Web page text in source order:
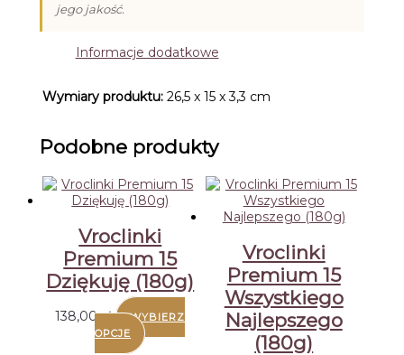
jego jakość.
Informacje dodatkowe
Wymiary produktu: 26,5 x 15 x 3,3 cm
Podobne produkty
Vroclinki
Premium 15
Dziękuję (180g)
138,00zł
WYBIERZ
OPCJE
Vroclinki
Premium 15
Wszystkiego
Najlepszego
(180g)